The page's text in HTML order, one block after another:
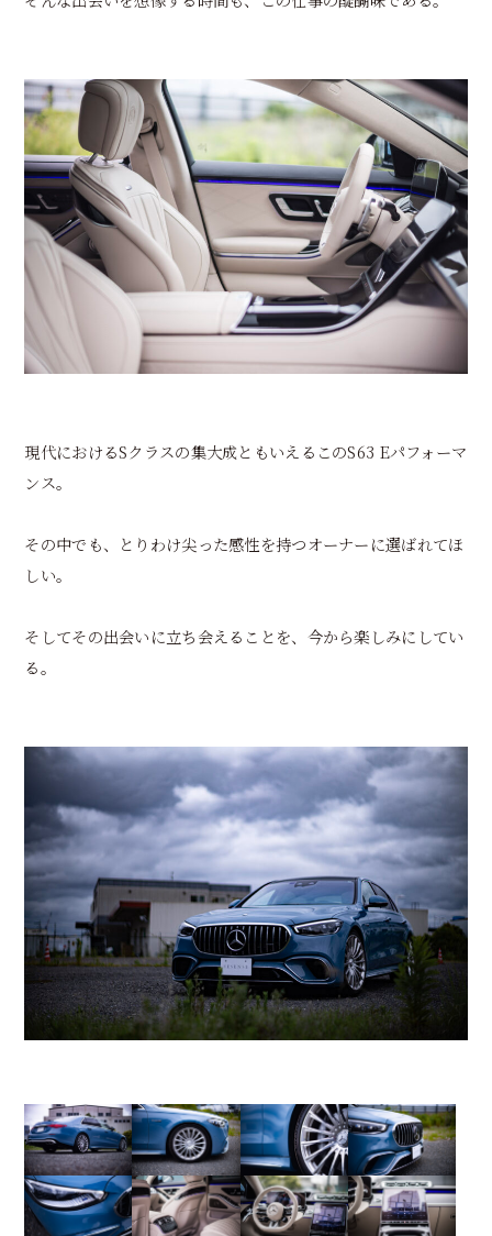
現代におけるSクラスの集大成ともいえるこのS63 Eパフォーマ
ンス。
その中でも、とりわけ尖った感性を持つオーナーに選ばれてほ
しい。
そしてその出会いに立ち会えることを、今から楽しみにしてい
る。